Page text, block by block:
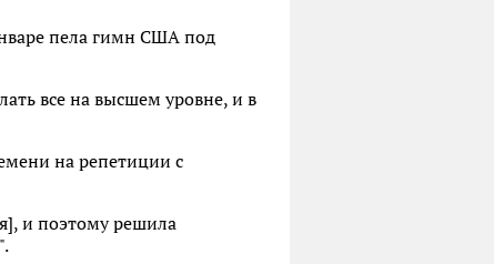
пела гимн США под
все на высшем уровне, и в
на репетиции с
и поэтому решила